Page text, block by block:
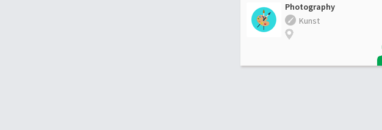
Photography
Kunst